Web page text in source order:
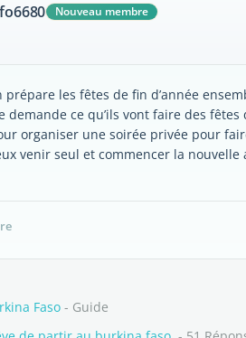
Nouveau membre
prépare les fêtes de fin d’année
demande ce qu’ils vont faire des
organiser une soirée privée pour
venir seul et commencer la nouvelle
Faso - Guide